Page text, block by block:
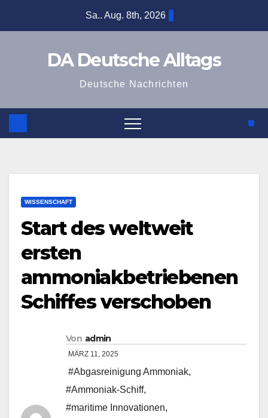
Sa.. Aug. 8th, 2026
DA Deutsche Alltags
Deutsche Nachrichten
WISSENSCHAFT
Start des weltweit
ersten
ammoniakbetriebenen
Schiffes verschoben
Von admin
MÄRZ 11, 2025
#Abgasreinigung Ammoniak,
#Ammoniak-Schiff,
#maritime Innovationen,